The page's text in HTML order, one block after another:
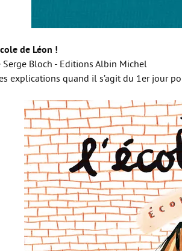
de Léon !
Serge Bloch - Editions Albin Michel
explications quand il s’agit du 1er jour